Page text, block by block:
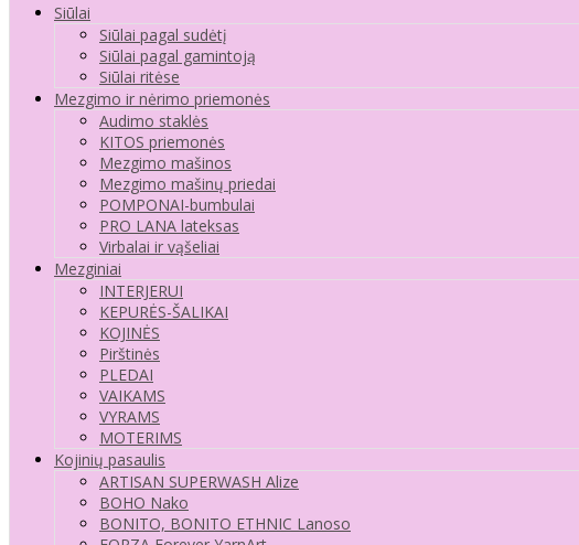
Siūlai
Siūlai pagal sudėtį
Siūlai pagal gamintoją
Siūlai ritėse
Mezgimo ir nėrimo priemonės
Audimo staklės
KITOS priemonės
Mezgimo mašinos
Mezgimo mašinų priedai
POMPONAI-bumbulai
PRO LANA lateksas
Virbalai ir vąšeliai
Mezginiai
INTERJERUI
KEPURĖS-ŠALIKAI
KOJINĖS
Pirštinės
PLEDAI
VAIKAMS
VYRAMS
MOTERIMS
Kojinių pasaulis
ARTISAN SUPERWASH Alize
BOHO Nako
BONITO, BONITO ETHNIC Lanoso